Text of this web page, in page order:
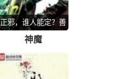
正邪，谁人能定？善
恶，任你评说。
神魔